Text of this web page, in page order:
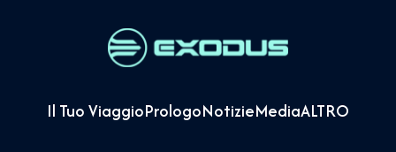
Il Tuo ViaggioPrologoNotizieMediaALTRO